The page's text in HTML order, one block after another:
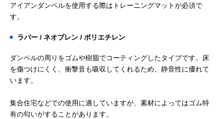
アイアンダンベルを使用する際はトレーニングマットが必須で
す。
ラバー / ネオプレン / ポリエチレン
ダンベルの周りをゴムや樹脂でコーティングしたタイプです。床
を傷つけにくく、衝撃音も吸収してくれるため、静音性に優れて
います。
集合住宅などでの使用に適していますが、素材によってはゴム特
有の匂いがすることがあります。